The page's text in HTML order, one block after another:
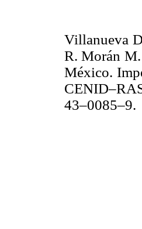
Villanueva
R. Morán
México.
43–0085–9.